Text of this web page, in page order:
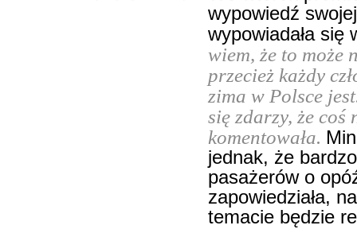
wypowiedź
wypowiadała
wiem, że to może
przecież każdy
zima w Polsce
się zdarzy, że
komentowała.
jednak, że
pasażerów o
zapowiedziała,
temacie będzie